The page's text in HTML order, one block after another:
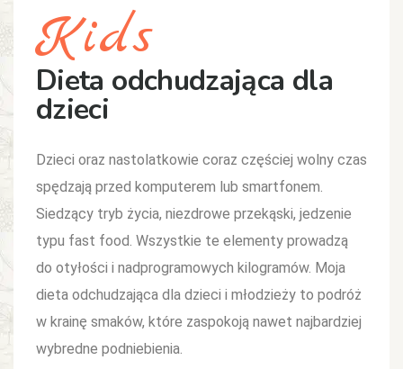
Kids
Dieta odchudzająca dla
dzieci
Dzieci oraz nastolatkowie coraz częściej wolny czas
spędzają przed komputerem lub smartfonem.
Siedzący tryb życia, niezdrowe przekąski, jedzenie
typu fast food. Wszystkie te elementy prowadzą
do otyłości i nadprogramowych kilogramów. Moja
dieta odchudzająca dla dzieci i młodzieży to podróż
w krainę smaków, które zaspokoją nawet najbardziej
wybredne podniebienia.